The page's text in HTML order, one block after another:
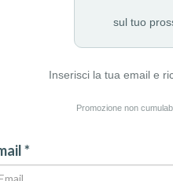
sul tuo
Inserisci la tua email e
Promozione non
*